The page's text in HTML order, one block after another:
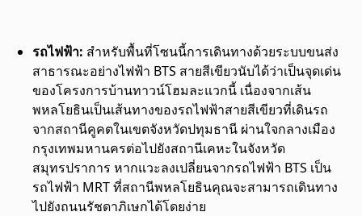
รถไฟฟ้า: สำหรับพื้นที่โซนนี้การเดินทางด้วยระบบขนส่ง
สาธารณะอย่างไฟฟ้า BTS สายสีเขียวนับได้ว่าเป็นจุดเด่น
ของโครงการบ้านทาวน์โฮมละแวกนี้ เนื่องจากเส้น
พหลโยธินเป็นเส้นทางของรถไฟฟ้าสายสีเขียวที่เดินรถ
จากสถานีคูคตในเขตจังหวัดปทุมธานี ผ่านใจกลางเมือง
กรุงเทพมหานครต่อไปยังสถานีเคหะในจังหวัด
สมุทรปราการ หากแวะลงเปลี่ยนจากรถไฟฟ้า BTS เป็น
รถไฟฟ้า MRT ที่สถานีพหลโยธินคุณจะสามารถเดินทาง
ไปยังถนนรัชดาภิเษกได้โดยง่าย